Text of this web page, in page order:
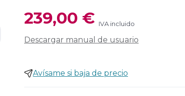
239,00 € IVA incluido
Descargar manual de usuario
Avísame si baja de precio